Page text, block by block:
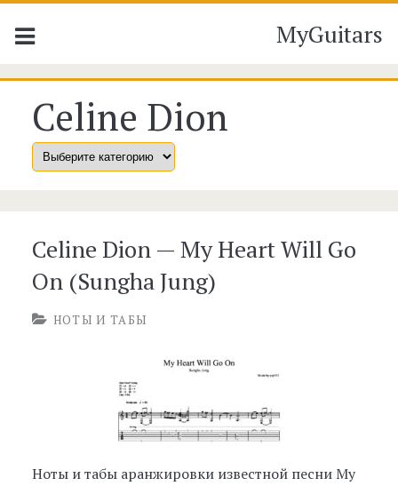
MyGuitars
Метка:
<span>Celine
Dion</span>
Celine Dion
Celine Dion — My Heart Will Go
On (Sungha Jung)
НОТЫ И ТАБЫ
Ноты и табы аранжировки известной песни My